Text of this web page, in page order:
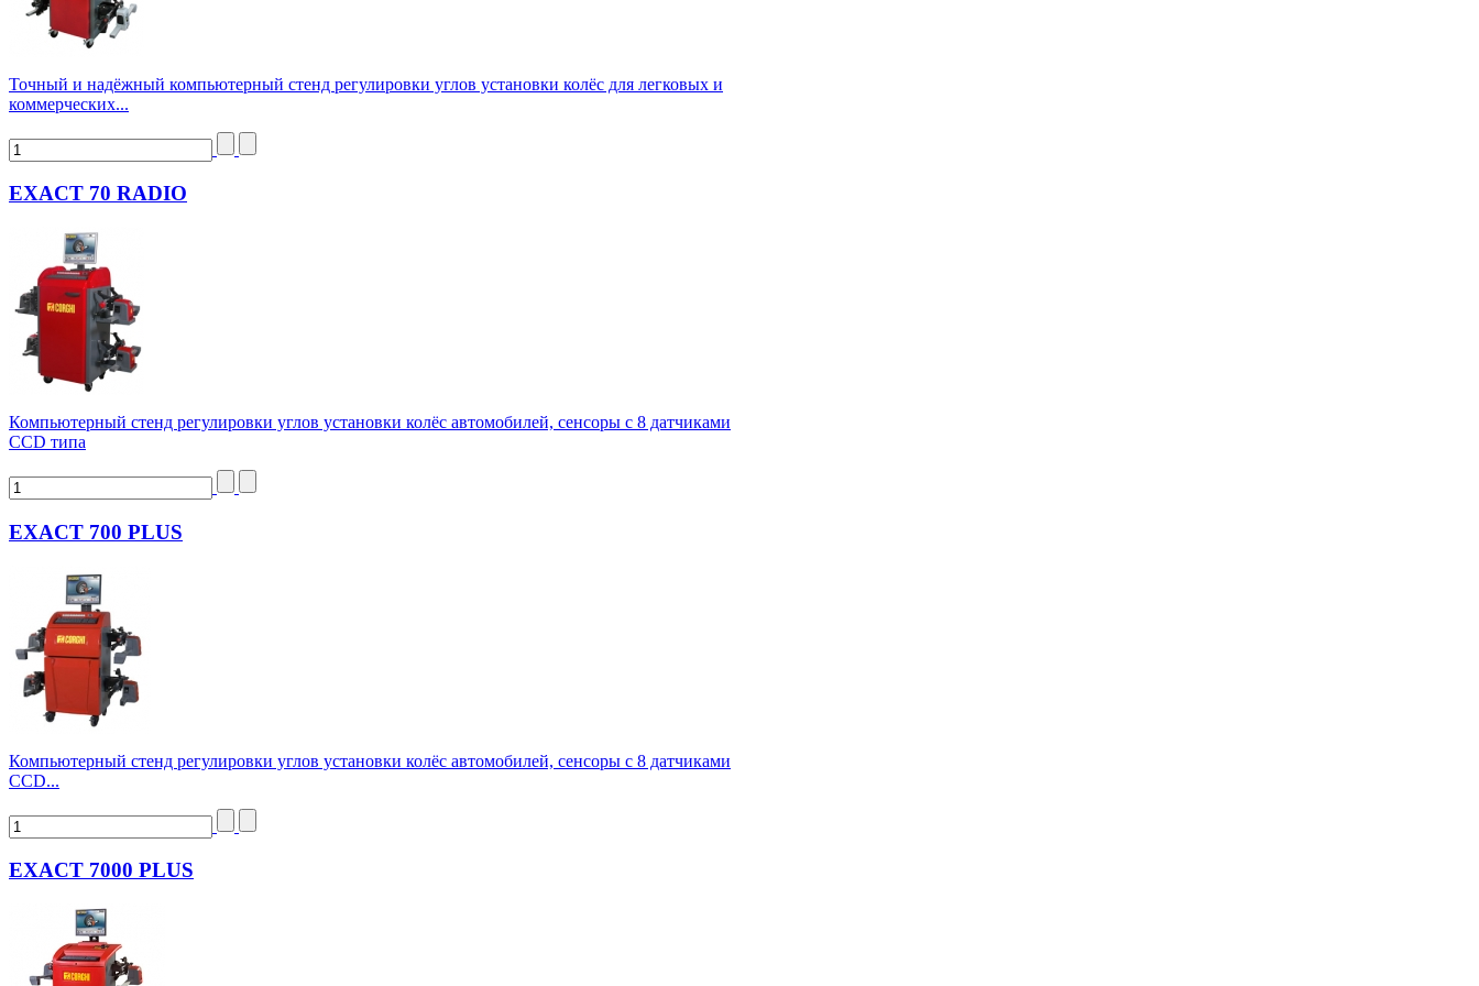
Точный и надёжный компьютерный стенд регулировки углов установки колёс для легковых и
коммерческих...
EXACT 70 RADIO
Компьютерный стенд регулировки углов установки колёс автомобилей, сенсоры с 8 датчиками
CCD типа
EXACT 700 PLUS
Компьютерный стенд регулировки углов установки колёс автомобилей, сенсоры с 8 датчиками
CCD...
EXACT 7000 PLUS